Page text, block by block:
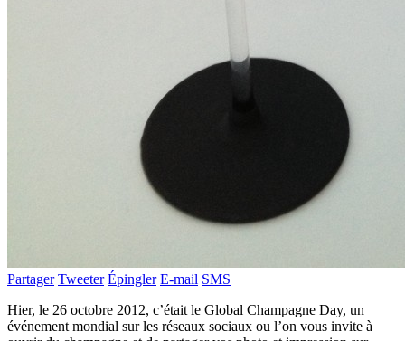
Partager Tweeter Épingler E-mail SMS
Hier, le 26 octobre 2012, c’était le Global Champagne Day, un
événement mondial sur les réseaux sociaux ou l’on vous invite à